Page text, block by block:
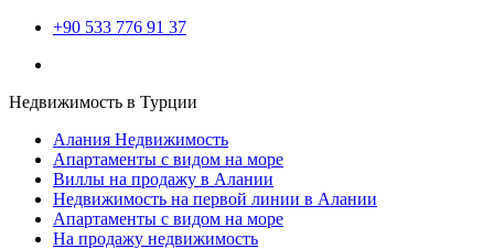
+90 533 776 91 37
Недвижимость в Турции
Алания Недвижимость
Апартаменты с видом на море
Виллы на продажу в Алании
Недвижимость на первой линии в Алании
Апартаменты с видом на море
На продажу недвижимость